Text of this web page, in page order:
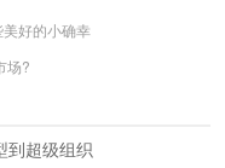
好的小确幸
场?
到超级组织